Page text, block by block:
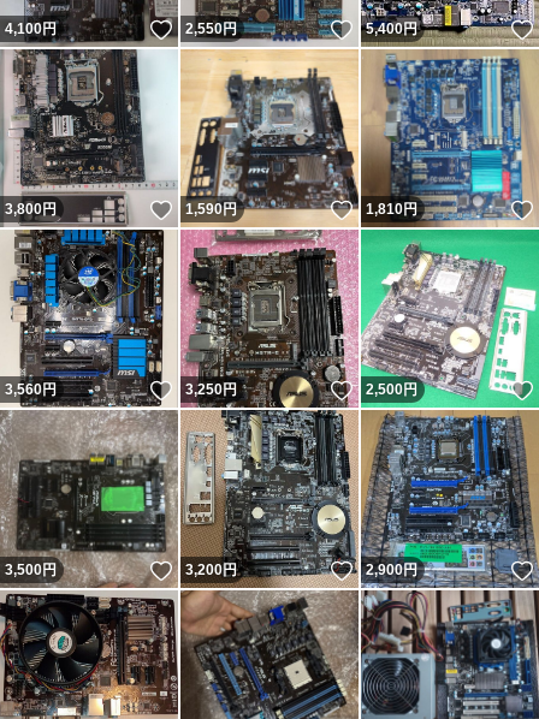
4,100円 いいね！
2,550円 いいね！
5,400円
3,800円 いいね！
1,590円 いいね！
1,810円
3,560円 いいね！
3,250円 いいね！
2,500円
3,500円 いいね！
3,200円 いいね！
2,900円